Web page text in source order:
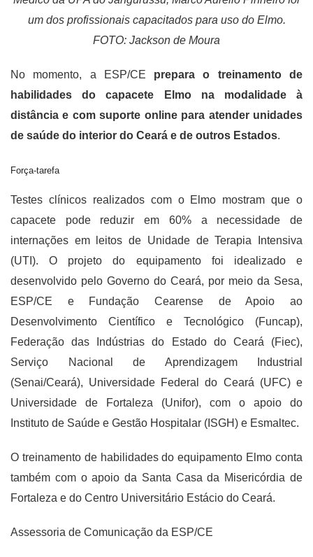
um dos profissionais capacitados para uso do Elmo.
FOTO: Jackson de Moura
No momento, a ESP/CE prepara o treinamento de
habilidades do capacete Elmo na modalidade à
distância e com suporte online para atender unidades
de saúde do interior do Ceará e de outros Estados.
Força-tarefa
Testes clínicos realizados com o Elmo mostram que o
capacete pode reduzir em 60% a necessidade de
internações em leitos de Unidade de Terapia Intensiva
(UTI). O projeto do equipamento foi idealizado e
desenvolvido pelo Governo do Ceará, por meio da Sesa,
ESP/CE e Fundação Cearense de Apoio ao
Desenvolvimento Científico e Tecnológico (Funcap),
Federação das Indústrias do Estado do Ceará (Fiec),
Serviço Nacional de Aprendizagem Industrial
(Senai/Ceará), Universidade Federal do Ceará (UFC) e
Universidade de Fortaleza (Unifor), com o apoio do
Instituto de Saúde e Gestão Hospitalar (ISGH) e Esmaltec.
O treinamento de habilidades do equipamento Elmo conta
também com o apoio da Santa Casa da Misericórdia de
Fortaleza e do Centro Universitário Estácio do Ceará.
Assessoria de Comunicação da ESP/CE